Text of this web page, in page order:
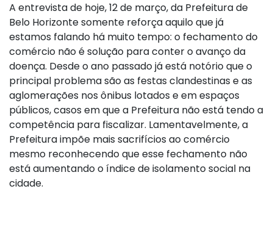
A entrevista de hoje, 12 de março, da Prefeitura de
Belo Horizonte somente reforça aquilo que já
estamos falando há muito tempo: o fechamento do
comércio não é solução para conter o avanço da
doença. Desde o ano passado já está notório que o
principal problema são as festas clandestinas e as
aglomerações nos ônibus lotados e em espaços
públicos, casos em que a Prefeitura não está tendo a
competência para fiscalizar. Lamentavelmente, a
Prefeitura impõe mais sacrifícios ao comércio
mesmo reconhecendo que esse fechamento não
está aumentando o índice de isolamento social na
cidade.